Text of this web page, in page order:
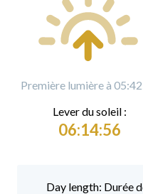
Première lumière à
Lever du soleil :
06:14:56
Durée